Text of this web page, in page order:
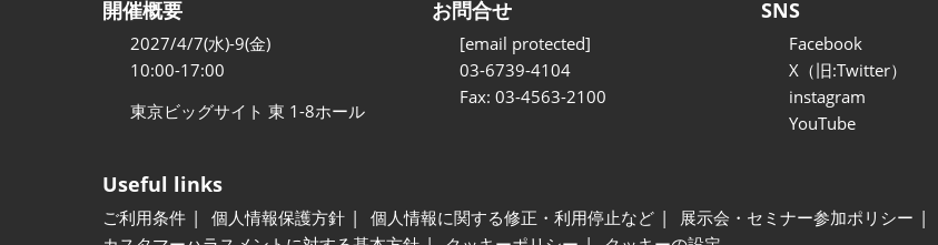
開催概要
2027/4/7(水)-9(金)
10:00-17:00
東京ビッグサイト 東 1-8ホール
お問合せ
[email protected]
03-6739-4104
Fax: 03-4563-2100
SNS
Facebook
X（旧:Twitter）
instagram
YouTube
Useful links
ご利用条件 個人情報保護方針 個人情報に関する修正・利用停止など 展示会・セミナー参加ポリシー